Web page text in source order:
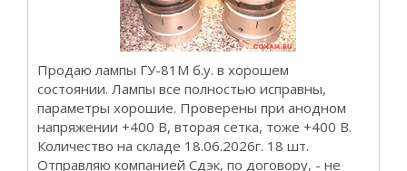
Продаю лампы ГУ-81М б.у. в хорошем
состоянии. Лампы все полностью исправны,
параметры хорошие. Проверены при анодном
напряжении +400 В, вторая сетка, тоже +400 В.
Количество на складе 18.06.2026г. 18 шт.
Отправляю компанией Сдэк, по договору, - не